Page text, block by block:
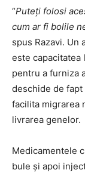
“Puteți folosi
cum ar fi bolile
spus Razavi. Un
este capacitatea
pentru a furniza
deschide de
facilita migrarea
livrarea genelor.
Medicamentele
bule și apoi